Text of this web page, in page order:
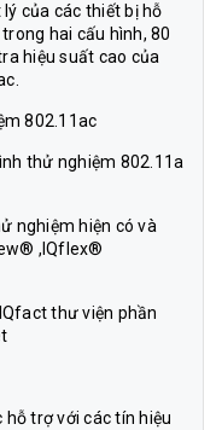
của các thiết bị hỗ
hai cấu hình, 80
hiệu suất cao của
802.11ac
thử nghiệm 802.11a
nghiệm hiện có và
,IQflex®
thư viện phần
hỗ trợ với các tín hiệu